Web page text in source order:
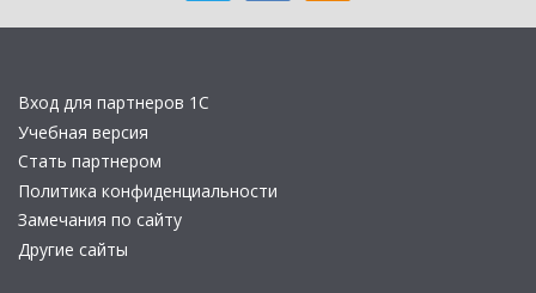
Вход для партнеров 1С
Учебная версия
Стать партнером
Политика конфиденциальности
Замечания по сайту
Другие сайты